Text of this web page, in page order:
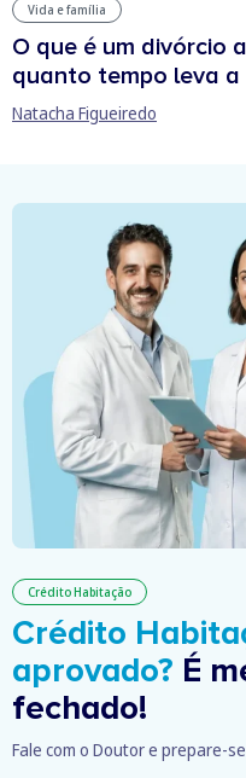
Vida e família
O que é um divórcio
quanto tempo leva a
Natacha Figueiredo
Crédito Habitação
Crédito
aprovado? É
fechado!
Fale com o Doutor e prepare-